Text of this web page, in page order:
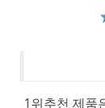
1위추천 제품